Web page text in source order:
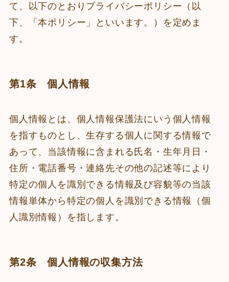
て、以下のとおりプライバシーポリシー（以
下、「本ポリシー」といいます。）を定めま
す。
第1条 個人情報
個人情報とは、個人情報保護法にいう個人情報
を指すものとし、生存する個人に関する情報で
あって、当該情報に含まれる氏名・生年月日・
住所・電話番号・連絡先その他の記述等により
特定の個人を識別できる情報及び容貌等の当該
情報単体から特定の個人を識別できる情報（個
人識別情報）を指します。
第2条 個人情報の収集方法